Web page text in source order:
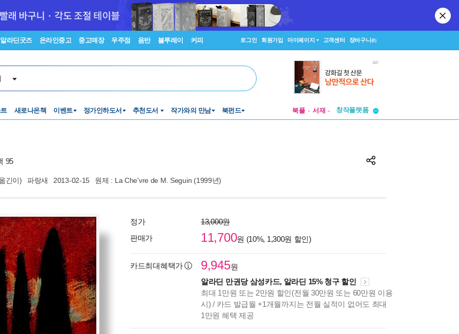
알라딘굿즈 온라인중고 중고매장 우주점 음반 블루레이 커피 로그인 회원가입 마이페이지 고객센터 장바구니(0)
새로나온책 이벤트 정가인하도서 추천도서 작가와의 만남 북펀드 북플 서재
투비컨티뉴드
95
긴이) 파랑새 2013-02-15 원제 : La Che'vre de M. Seguin (1999년)
정가
13,000원
판매가
11,700원 (10%, 1,300원 할인)
카드최대혜택가 9,945원
알라딘 만권당 삼성카드, 알라딘 15% 청구 할인
최대 1만원 또는 2만원 할인(전월 30만원 또는 60만원 이용
시) / 카드 발급월 +1개월까지는 전월 실적이 없어도 최대
1만원 혜택 제공